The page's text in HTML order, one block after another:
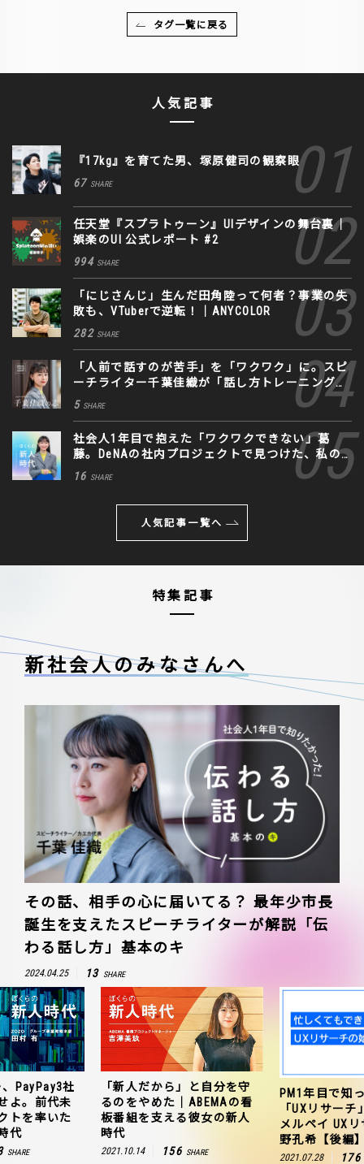
タグ一覧に戻る
人気記事
『17kg』を育てた男、塚原健司の観察眼
67 SHARE
任天堂『スプラトゥーン』UIデザインの舞台裏｜
娯楽のUI 公式レポート #2
994 SHARE
「にじさんじ」生んだ田角陸って何者？事業の失
敗も、VTuberで逆転！｜ANYCOLOR
282 SHARE
「人前で話すのが苦手」を「ワクワク」に。スピ
ーチライター千葉佳織が「話し方トレーニング」
に込めた思い
5 SHARE
社会人1年目で抱えた「ワクワクできない」葛
藤。DeNAの社内プロジェクトで見つけた、私の
生きる道
16 SHARE
人気記事一覧へ
特集記事
新社会人のみなさんへ
その話、相手の心に届いてる？ 最年少市長
誕生を支えたスピーチライターが解説「伝
わる話し方」基本のキ
2024.04.25 13 SHARE
PayPay3社
よ。前代未
トを率いた
代
SHARE
「新人だから」と自分を守
るのをやめた｜ABEMAの看
板番組を支える彼女の新人
時代
2021.10.14 156 SHARE
PM1年目で知
「UXリサー
メルペイ UX
野孔希【後編
2021.07.28 176